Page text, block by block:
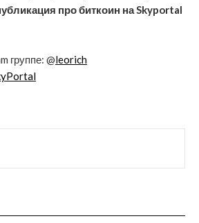
про биткоин на Skyportal
группе: @leorich